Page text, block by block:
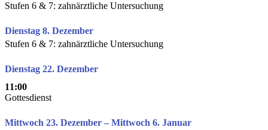
Stufen 6 & 7: zahnärztliche Untersuchung
Dienstag 8. Dezember
Stufen 6 & 7: zahnärztliche Untersuchung
Dienstag 22. Dezember
11:00
Gottesdienst
Mittwoch 23. Dezember – Mittwoch 6. Januar